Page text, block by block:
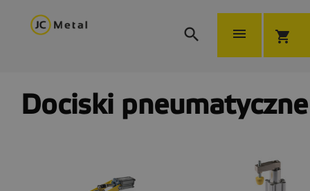
  shopping_cart
Dociski pneumatyczne